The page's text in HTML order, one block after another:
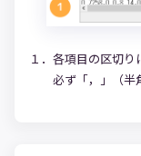
１．各項目の区切り
必ず「，」（半角